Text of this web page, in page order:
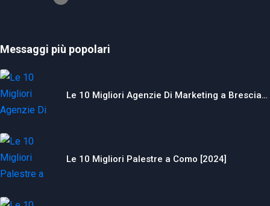
Messaggi più popolari
Le 10 Migliori Agenzie Di Marketing a Brescia…
Le 10 Migliori Palestre a Como [2024]